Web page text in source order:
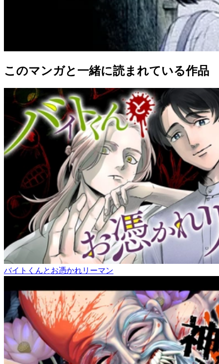
このマンガと一緒に読まれている作品
バイトくんとお憑かれリーマン